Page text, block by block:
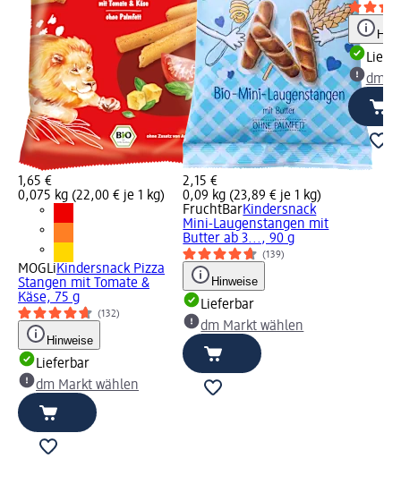
1,65 €
0,075 kg (22,00 € je 1 kg)
MOGLiKindersnack Pizza
Stangen mit Tomate &
Käse, 75 g
(132)
Hinweise
Lieferbar
dm Markt wählen
2,15 €
0,09 kg (23,89 € je 1 kg)
FruchtBarKindersnack
Mini-Laugenstangen mit
Butter ab 3..., 90 g
(139)
Hinweise
Lieferbar
dm Markt wählen
dm